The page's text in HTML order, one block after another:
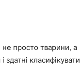
просто тварини, а
класифікувати